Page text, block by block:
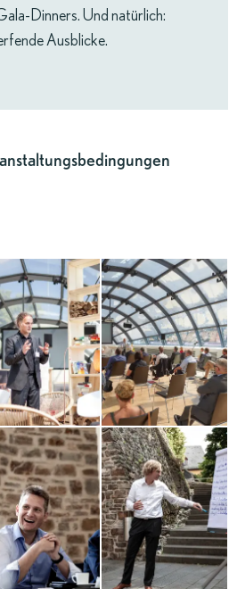
Dinners. Und natürlich:
Ausblicke.